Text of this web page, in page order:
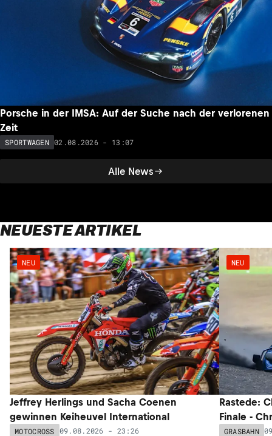
Alle News
Porsche in der IMSA: Auf der Suche nach der verlorenen
Zeit
SPORTWAGEN 02.08.2026 - 13:07
NEUESTE ARTIKEL
NEU
Jeffrey Herlings und Sacha Coenen
gewinnen Keiheuvel International
MOTOCROSS 09.08.2026 - 23:26
NEU
Rastede:
Finale -
GRASBAHN